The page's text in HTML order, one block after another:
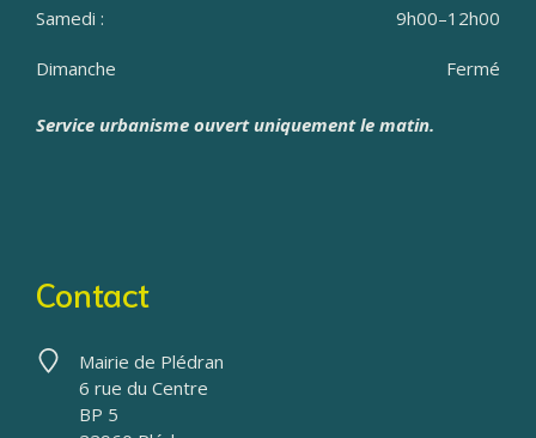
Samedi : 9h00–12h00
Dimanche Fermé
Service urbanisme ouvert uniquement le matin.
Contact
Mairie de Plédran
6 rue du Centre
BP 5